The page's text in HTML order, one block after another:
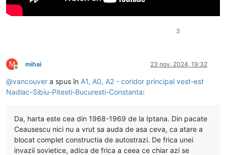
3
M
Conectat
mihai 23 nov. 2024, 19:32
@vancouver a spus în A1, A0, A2 - coridor principal vest-est
Nadlac-Sibiu-Pitesti-Bucuresti-Constanta:
Da, harta este cea din 1968-1969 de la Iptana. Din pacate
Ceausescu nici nu a vrut sa auda de asa ceva, ca atare a
blocat complet constructia de autostrazi. De frica unei
invazii sovietice, adica de frica a ceea ce chiar azi se